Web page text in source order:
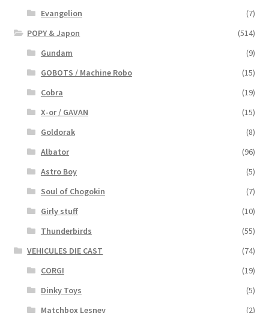
Evangelion
(7)
POPY & Japon
(514)
Gundam
(9)
GOBOTS / Machine Robo
(15)
Cobra
(19)
X-or / GAVAN
(15)
Goldorak
(8)
Albator
(96)
Astro Boy
(5)
Soul of Chogokin
(7)
Girly stuff
(10)
Thunderbirds
(55)
VEHICULES DIE CAST
(74)
CORGI
(19)
Dinky Toys
(5)
Matchbox Lesney
(2)